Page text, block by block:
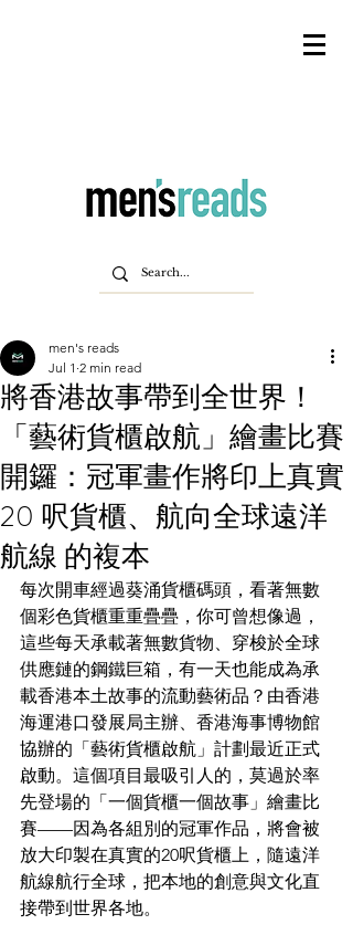
將香港故事帶到全世界！
「藝術貨櫃啟航」繪畫比賽
開鑼：冠軍畫作將印上真實
20 呎貨櫃、航向全球遠洋
航線 的複本
men's reads
Jul 1 2 min read
每次開車經過葵涌貨櫃碼頭，看著無數
個彩色貨櫃重重疊疊，你可曾想像過，
這些每天承載著無數貨物、穿梭於全球
供應鏈的鋼鐵巨箱，有一天也能成為承
載香港本土故事的流動藝術品？由香港
海運港口發展局主辦、香港海事博物館
協辦的「藝術貨櫃啟航」計劃最近正式
啟動。這個項目最吸引人的，莫過於率
先登場的「一個貨櫃一個故事」繪畫比
賽——因為各組別的冠軍作品，將會被
放大印製在真實的20呎貨櫃上，隨遠洋
航線航行全球，把本地的創意與文化直
接帶到世界各地。